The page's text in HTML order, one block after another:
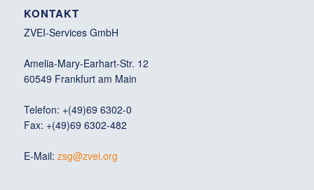
KONTAKT
ZVEI-Services GmbH
Amelia-Mary-Earhart-Str. 12
60549 Frankfurt am Main
Telefon: +(49)69 6302-0
Fax: +(49)69 6302-482
E-Mail: zsg@zvei.org